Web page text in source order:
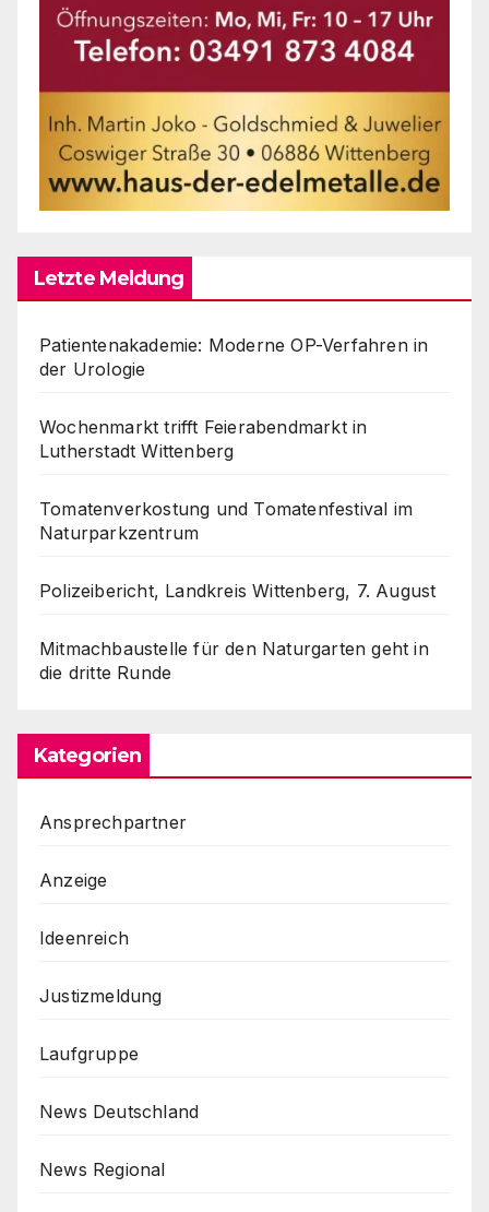
Letzte Meldung
Patientenakademie: Moderne OP-Verfahren in
der Urologie
Wochenmarkt trifft Feierabendmarkt in
Lutherstadt Wittenberg
Tomatenverkostung und Tomatenfestival im
Naturparkzentrum
Polizeibericht, Landkreis Wittenberg, 7. August
Mitmachbaustelle für den Naturgarten geht in
die dritte Runde
Kategorien
Ansprechpartner
Anzeige
Ideenreich
Justizmeldung
Laufgruppe
News Deutschland
News Regional